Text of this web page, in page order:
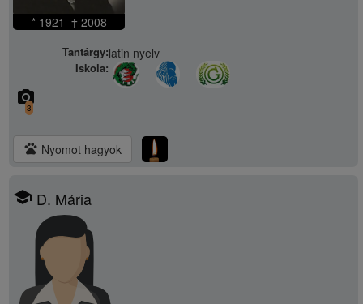
* 1921 † 2008
Tantárgy:latin nyelv
Iskola:
camera_alt
3
pets Nyomot hagyok
school D. Mária